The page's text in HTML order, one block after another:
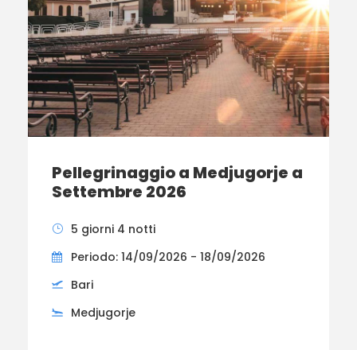
Pellegrinaggio a Medjugorje a
Settembre 2026
5 giorni 4 notti
Periodo: 14/09/2026 - 18/09/2026
Bari
Medjugorje